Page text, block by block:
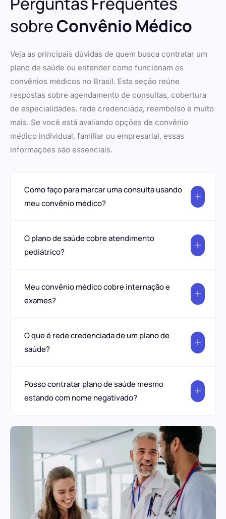
sobreConvênio Médico
Veja as principais dúvidas de quem busca contratar um
plano de saúde ou entender como funcionam os
convênios médicos no Brasil. Esta seção reúne
respostas sobre agendamento de consultas, cobertura
de especialidades, rede credenciada, reembolso e muito
mais. Se você está avaliando opções de convênio
médico individual, familiar ou empresarial, essas
informações são essenciais.
Como faço para marcar uma consulta usando
meu convênio médico?
O plano de saúde cobre atendimento
pediátrico?
Meu convênio médico cobre internação e
exames?
O que é rede credenciada de um plano de
saúde?
Posso contratar plano de saúde mesmo
estando com nome negativado?